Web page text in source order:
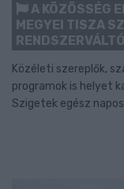
A KÖZÖSSÉG
MEGYEI TISZA
Közéleti szereplők,
programok is helyet
Szigetek egész